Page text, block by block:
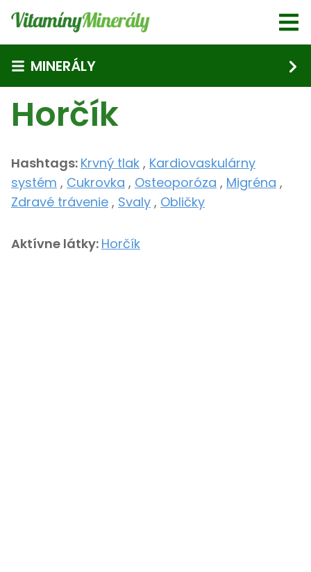
MINERÁLY
Horčík
Hashtags: Krvný tlak , Kardiovaskulárny
systém , Cukrovka , Osteoporóza , Migréna ,
Zdravé trávenie , Svaly , Obličky
Aktívne látky: Horčík